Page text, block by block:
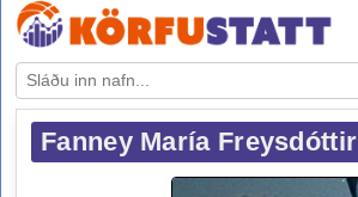
Fanney María Freysdóttir